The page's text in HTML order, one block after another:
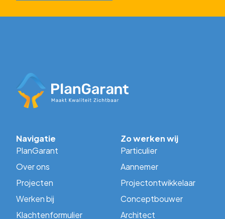
Navigatie
PlanGarant
Over ons
Projecten
Werken bij
Klachtenformulier
Zo werken wij
Particulier
Aannemer
Projectontwikkelaar
Conceptbouwer
Architect